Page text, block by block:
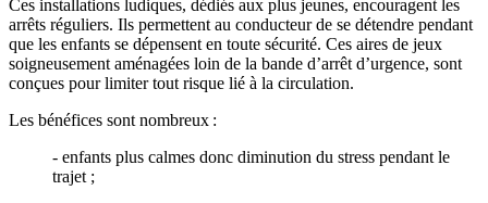
Ces installations ludiques, dédiés aux plus jeunes, encouragent les
arrêts réguliers. Ils permettent au conducteur de se détendre pendant
que les enfants se dépensent en toute sécurité. Ces aires de jeux
soigneusement aménagées loin de la bande d’arrêt d’urgence, sont
conçues pour limiter tout risque lié à la circulation.
Les bénéfices sont nombreux :
- enfants plus calmes donc diminution du stress pendant le
trajet ;